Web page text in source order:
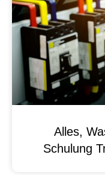
Alles,
Schulung